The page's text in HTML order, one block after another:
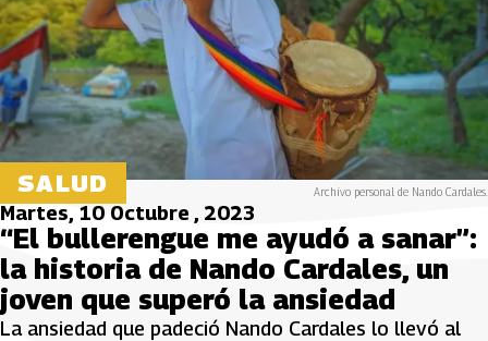
SALUD Archivo personal de Nando Cardales.
Martes, 10 Octubre , 2023
“El bullerengue me ayudó a sanar”:
la historia de Nando Cardales, un
joven que superó la ansiedad
La ansiedad que padeció Nando Cardales lo llevó al